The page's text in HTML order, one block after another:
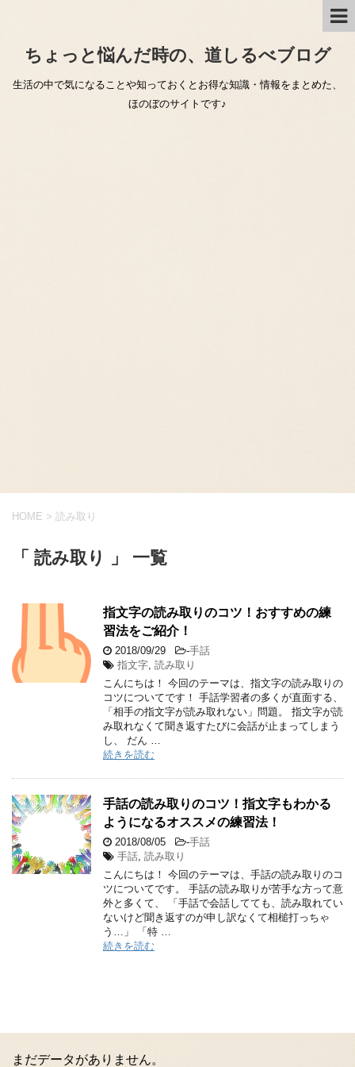
ちょっと悩んだ時の、道しるべブログ
生活の中で気になることや知っておくとお得な知識・情報をまとめた、
ほのぼのサイトです♪
HOME > 読み取り
「 読み取り 」 一覧
指文字の読み取りのコツ！おすすめの練
習法をご紹介！
2018/09/29 -手話
指文字 読み取り
こんにちは！ 今回のテーマは、指文字の読み取りの
コツについてです！ 手話学習者の多くが直面する、
「相手の指文字が読み取れない」問題。 指文字が読
み取れなくて聞き返すたびに会話が止まってしまう
し、 だん …
続きを読む
手話の読み取りのコツ！指文字もわかる
ようになるオススメの練習法！
2018/08/05 -手話
手話 読み取り
こんにちは！ 今回のテーマは、手話の読み取りのコ
ツについてです。 手話の読み取りが苦手な方って意
外と多くて、 「手話で会話してても、読み取れてい
ないけど聞き返すのが申し訳なくて相槌打っちゃ
う…」 「特 …
続きを読む
まだデータがありません。